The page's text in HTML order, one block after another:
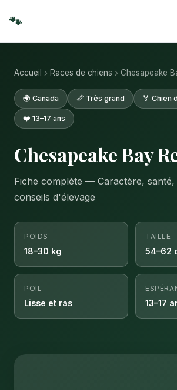
🐾
Accueil Races de chiens Chesapeake
🌍 Canada 📏 Très grand 🏅 Chien
❤️ 13–17 ans
Chesapeake Bay
Fiche complète — Caractère, santé,
conseils d'élevage
POIDS
18–30 kg
TAILLE
54–62
POIL
Lisse et ras 13–17